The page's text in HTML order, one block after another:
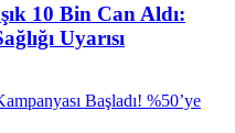
10 Bin Can Aldı:
Uyarısı